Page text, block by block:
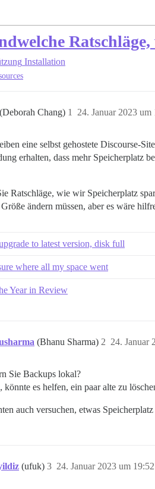
Installation
(Deborah Chang) 24. Januar 2023 um
1
eine selbst gehostete Discourse-
erhalten, dass mehr Speicherplatz
Ratschläge, wie wir Speicherplatz
ändern müssen, aber es wäre
to latest version, disk full
where all my space went
Year in Review
(Bhanu Sharma) 24. Januar
2
Sie Backups lokal?
könnte es helfen, ein paar alte zu
auch versuchen, etwas
(ufuk) 24. Januar 2023 um 19:52
3